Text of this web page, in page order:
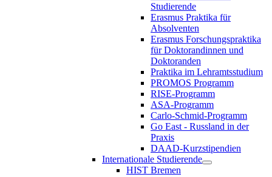
Studierende
Erasmus Praktika für
Absolventen
Erasmus Forschungspraktika
für Doktorandinnen und
Doktoranden
Praktika im Lehramtsstudium
PROMOS Programm
RISE-Programm
ASA-Programm
Carlo-Schmid-Programm
Go East - Russland in der
Praxis
DAAD-Kurzstipendien
Internationale Studierende
HIST Bremen